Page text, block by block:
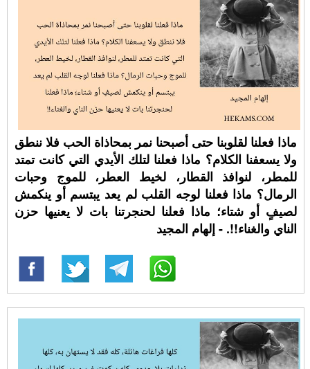
ماذا فعلنا لقلوبنا حتى أصبحنا نمر بمحاذاة الحب فلا ننطق
ولا يسعفنا الكلام؟ ماذا فعلنا لتلك الأيدي التي كانت تمتد
للمطر، لنوافذ القطار، لخيط العطر، للموج وحبات
الرمال؟ ماذا فعلنا لوجه القلب لم يعد يبتسم أو ينكمش
لصيفٍ أو شتاء؛ ماذا فعلنا لحنجرتنا بات لا يعنيها حزن
الناي والغناء!!. - إلهام المجيد